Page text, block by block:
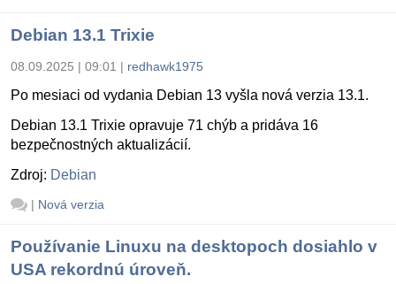
Debian 13.1 Trixie
08.09.2025 | 09:01 | redhawk1975
Po mesiaci od vydania Debian 13 vyšla nová verzia 13.1.
Debian 13.1 Trixie opravuje 71 chýb a pridáva 16
bezpečnostných aktualizácií.
Zdroj: Debian
| Nová verzia
Používanie Linuxu na desktopoch dosiahlo v
USA rekordnú úroveň.